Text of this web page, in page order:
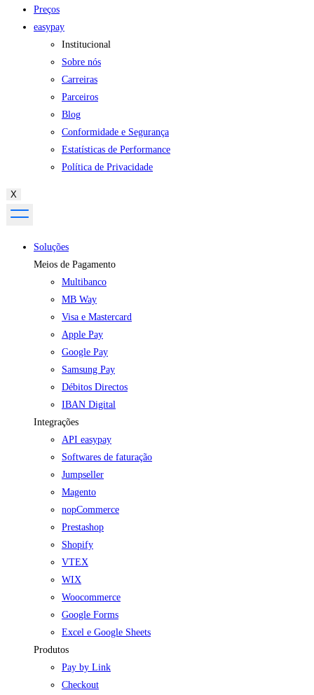
Preços
easypay
Institucional
Sobre nós
Carreiras
Parceiros
Blog
Conformidade e Segurança
Estatísticas de Performance
Política de Privacidade
X
Soluções
Meios de Pagamento
Multibanco
MB Way
Visa e Mastercard
Apple Pay
Google Pay
Samsung Pay
Débitos Directos
IBAN Digital
Integrações
API easypay
Softwares de faturação
Jumpseller
Magento
nopCommerce
Prestashop
Shopify
VTEX
WIX
Woocommerce
Google Forms
Excel e Google Sheets
Produtos
Pay by Link
Checkout